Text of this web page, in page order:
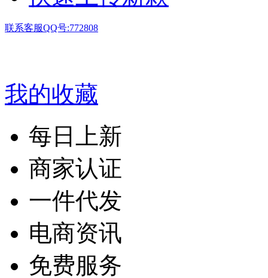
联系客服QQ号:772808
我的收藏
每日上新
商家认证
一件代发
电商资讯
免费服务